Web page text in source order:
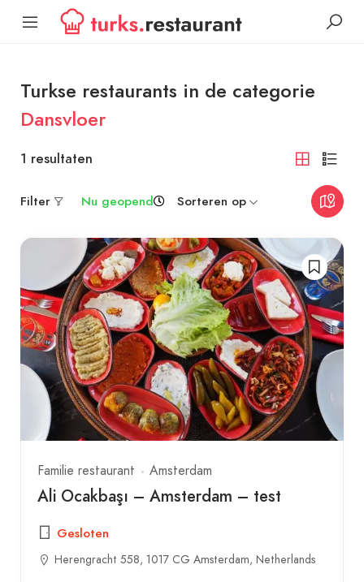
Turkse restaurants in de categorie
Dansvloer
1 resultaten
Filter Nu geopend Sorteren op
Familie restaurant Amsterdam
Ali Ocakbaşı – Amsterdam – test
Gesloten
Herengracht 558, 1017 CG Amsterdam, Netherlands